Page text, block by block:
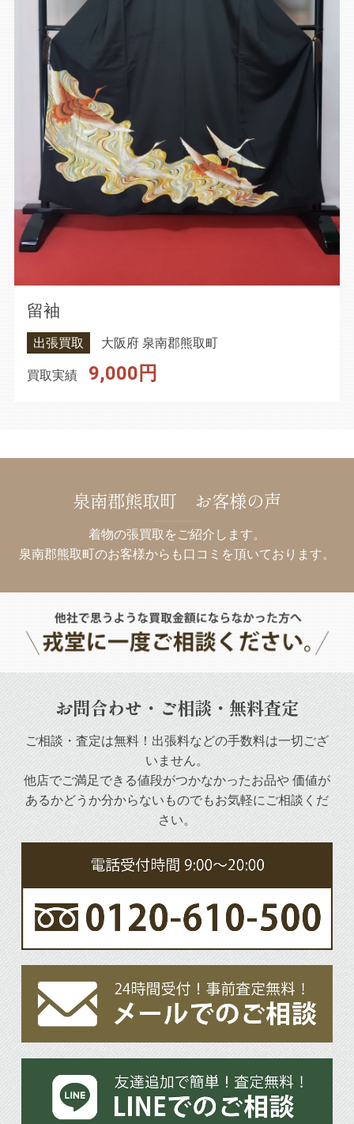
留袖
出張買取 大阪府 泉南郡熊取町
買取実績 9,000円
泉南郡熊取町 お客様の声
着物の張買取をご紹介します。
泉南郡熊取町のお客様からも口コミを頂いております。
お問合わせ・ご相談・無料査定
ご相談・査定は無料！出張料などの手数料は一切ござ
いません。
他店でご満足できる値段がつかなかったお品や 価値が
あるかどうか分からないものでもお気軽にご相談くだ
さい。